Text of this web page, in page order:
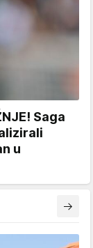
Saga
u